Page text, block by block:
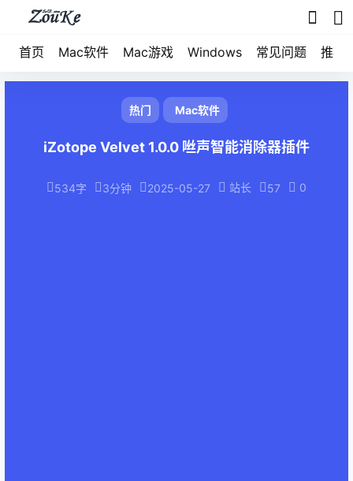
首页 Mac软件 Mac游戏 Windows 常见问题 推荐
热门 Mac软件
iZotope Velvet 1.0.0 咝声智能消除器插件
534字 3分钟 2025-05-27 站长 57 0